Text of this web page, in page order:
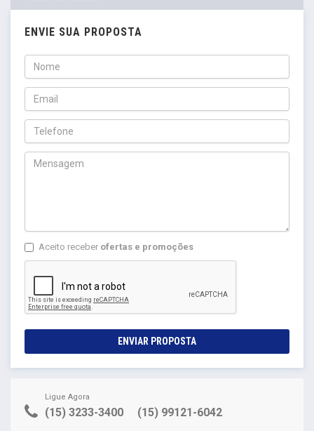
ENVIE SUA PROPOSTA
Aceito receber ofertas e promoções
ENVIAR PROPOSTA
Ligue Agora
(15) 3233-3400 (15) 99121-6042